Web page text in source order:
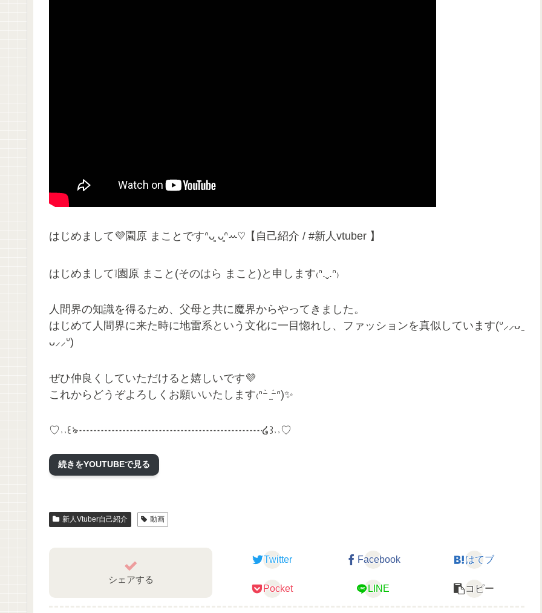
はじめまして💜園原 まことですᐢᴗ͈ ᴗ͈ᐢꕀ♡【自己紹介 / #新人vtuber 】
はじめまして❕園原 まこと(そのはら まこと)と申します₍ᐢ.ˬ.ᐢ₎
人間界の知識を得るため、父母と共に魔界からやってきました。
はじめて人間界に来た時に地雷系という文化に一目惚れし、ファッションを真似しています(ᐡ⸝⸝ᴗ ̫
ᴗ⸝⸝ᐡ)
ぜひ仲良くしていただけると嬉しいです💜
これからどうぞよろしくお願いいたします₍ᐢｰ̀ ̫ｰ́ᐢ)✨
♡˒˒꒰ঌ┈┈┈┈┈┈┈┈┈┈┈┈┈┈┈┈┈໒꒱˒˒♡
ᴛᴡɪᴛᴛᴇʀ￤https://twitter.com/sonohara_makoto
♡˒˒꒰ঌ┈┈┈┈┈┈┈┈┈┈┈┈┈┈┈┈┈໒꒱˒˒♡
続きをYOUTUBEで見る
新人Vtuber自己紹介 動画
シェアする
Twitter Facebook はてブ
Pocket LINE コピー